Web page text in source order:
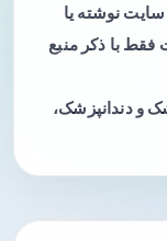
نوشته یا
فقط با ذکر منبع
و دندانپزشک،